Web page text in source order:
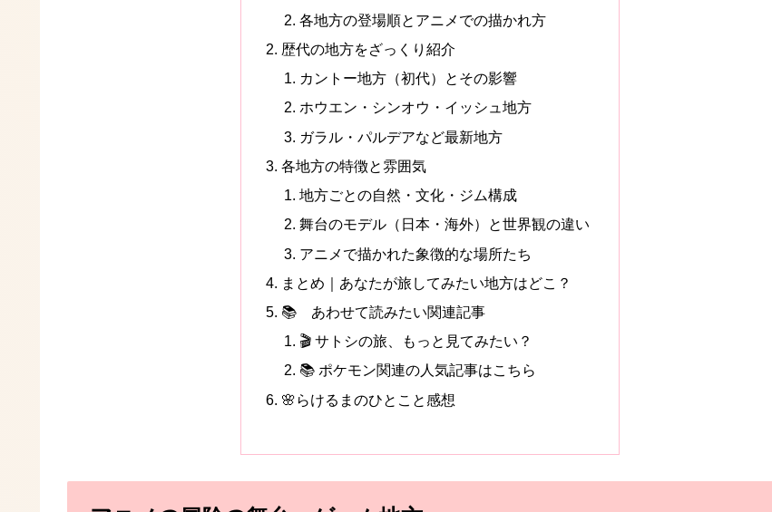
各地方の登場順とアニメでの描かれ方
歴代の地方をざっくり紹介
カントー地方（初代）とその影響
ホウエン・シンオウ・イッシュ地方
ガラル・パルデアなど最新地方
各地方の特徴と雰囲気
地方ごとの自然・文化・ジム構成
舞台のモデル（日本・海外）と世界観の違い
アニメで描かれた象徴的な場所たち
まとめ｜あなたが旅してみたい地方はどこ？
📚 あわせて読みたい関連記事
🎬 サトシの旅、もっと見てみたい？
📚 ポケモン関連の人気記事はこちら
🌸らけるまのひとこと感想